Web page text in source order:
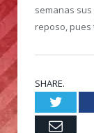
semanas
reposo, pues
SHARE.
Email